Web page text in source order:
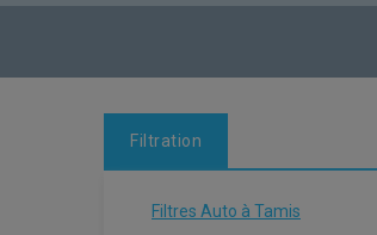
Filtration
Filtres Auto à Tamis